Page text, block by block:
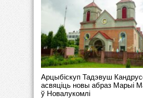
Арцыбіскуп Тадэвуш
асвяціць новы абраз Марыі
ў Новалукомлі